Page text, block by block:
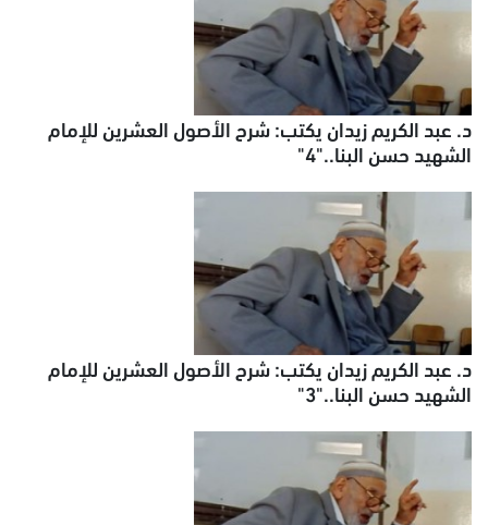
د. عبد الكريم زيدان يكتب: شرح الأصول العشرين للإمام
الشهيد حسن البنا.."4"
د. عبد الكريم زيدان يكتب: شرح الأصول العشرين للإمام
الشهيد حسن البنا.."3"